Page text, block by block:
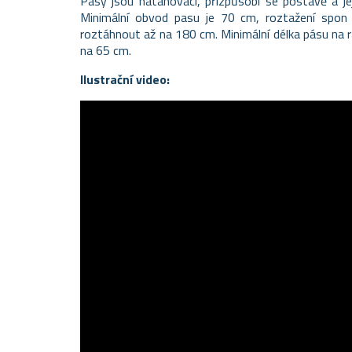
Minimální obvod pasu je 70 cm, roztažení
roztáhnout až na 180 cm. Minimální délka pásu na
na 65 cm.
Ilustrační video: